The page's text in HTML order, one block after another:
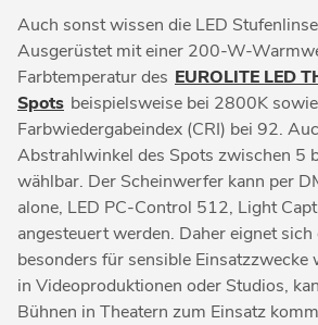
Auch sonst wissen die LED
Ausgerüstet mit einer 200-W-
Farbtemperatur des EUROLITE LED
Spots beispielsweise bei 2800K
Farbwiedergabeindex (CRI) bei 92.
Abstrahlwinkel des Spots zwischen 5
wählbar. Der Scheinwerfer kann per
alone, LED PC-Control 512, Light
angesteuert werden. Daher eignet
besonders für sensible Einsatzzwecke
in Videoproduktionen oder Studios,
Bühnen in Theatern zum Einsatz